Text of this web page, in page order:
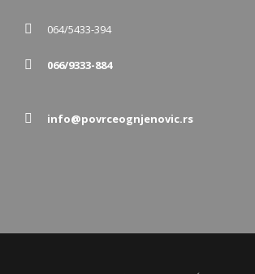
064/5433-394
066/9333-884
info@povrceognjenovic.rs